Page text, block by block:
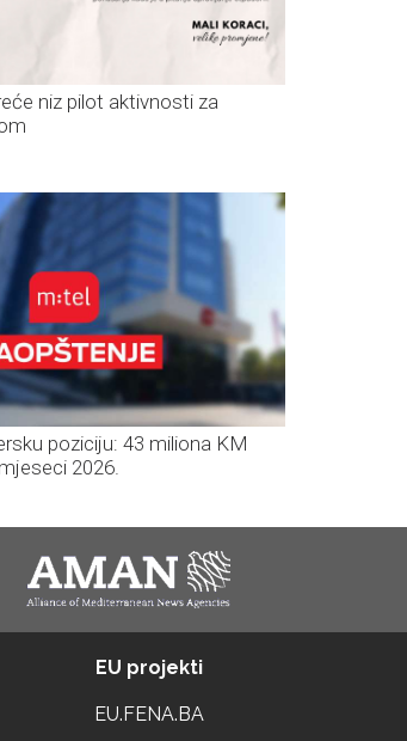
niz pilot aktivnosti za
poziciju: 43 miliona KM
2026.
EU projekti
EU.FENA.BA